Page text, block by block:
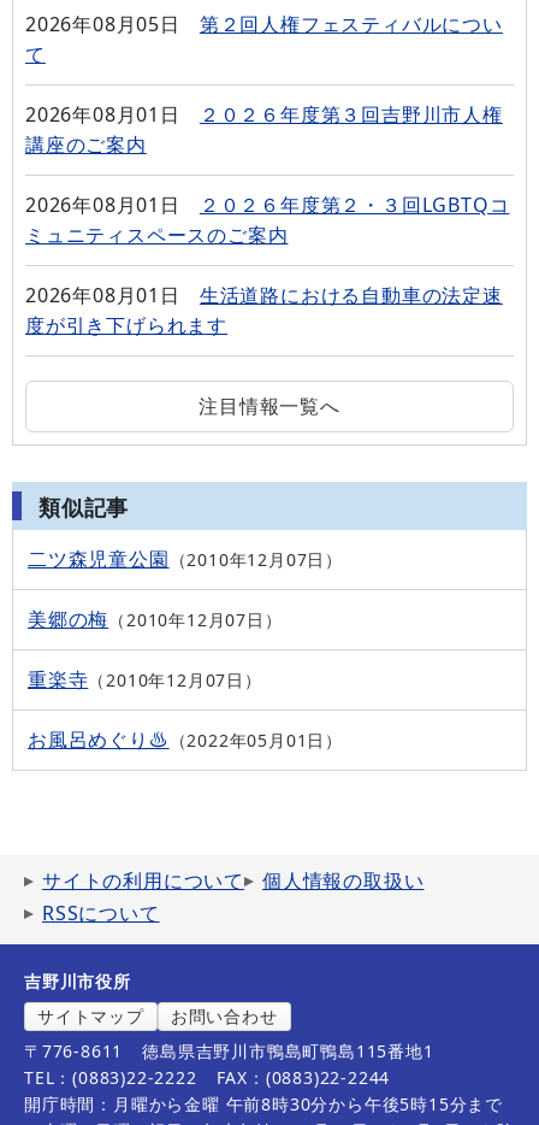
2026年08月05日
第２回人権フェスティバルについ
て
2026年08月01日
２０２６年度第３回吉野川市人権
講座のご案内
2026年08月01日
２０２６年度第２・３回LGBTQコ
ミュニティスペースのご案内
2026年08月01日
生活道路における自動車の法定速
度が引き下げられます
注目情報一覧へ
類似記事
二ツ森児童公園 2010年12月07日
美郷の梅 2010年12月07日
重楽寺 2010年12月07日
お風呂めぐり♨ 2022年05月01日
サイトの利用について
個人情報の取扱い
RSSについて
吉野川市役所
サイトマップ
お問い合わせ
〒776-8611
徳島県吉野川市鴨島町鴨島115番地1
TEL：(0883)22-2222
FAX：(0883)22-2244
開庁時間：月曜から金曜 午前8時30分から午後5時15分まで